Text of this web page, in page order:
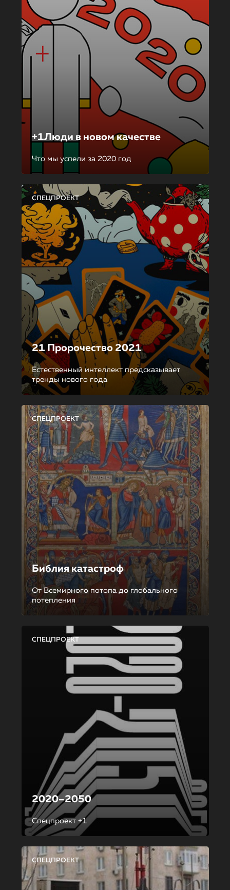
+1Люди в новом качестве
Что мы успели за 2020 год
СПЕЦПРОЕКТ
21 Пророчество 2021
Естественный интеллект предсказывает
тренды нового года
СПЕЦПРОЕКТ
Библия катастроф
От Всемирного потопа до глобального
потепления
СПЕЦПРОЕКТ
2020–2050
Спецпроект +1
СПЕЦПРОЕКТ